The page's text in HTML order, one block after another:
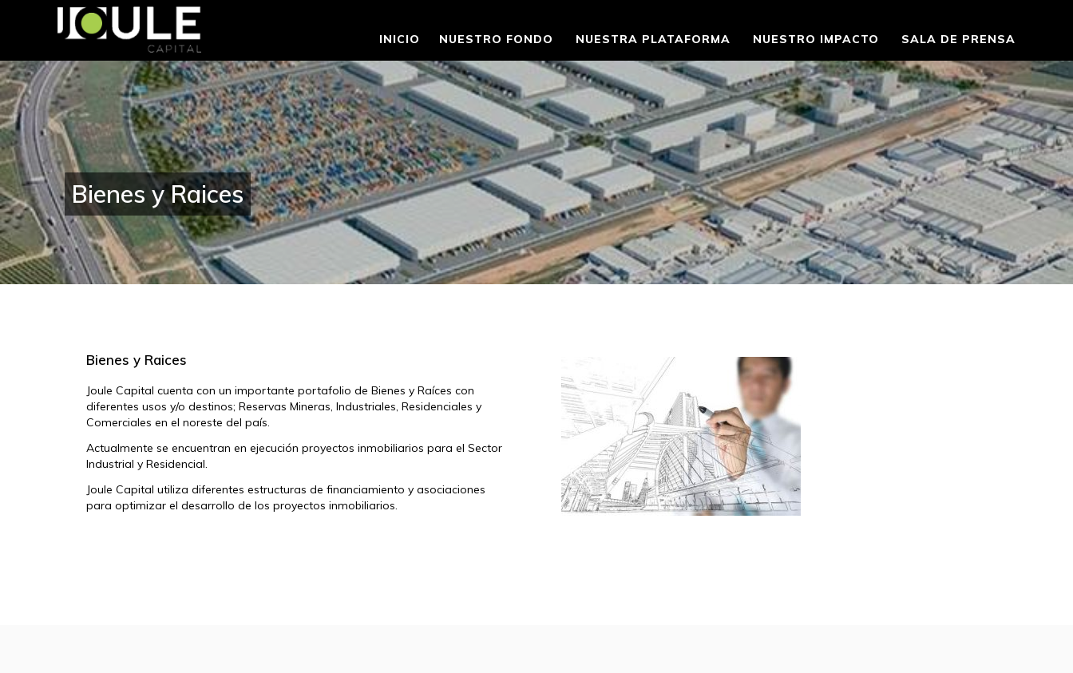
INICIO NUESTRO FONDO NUESTRA PLATAFORMA NUESTRO IMPACTO SALA DE PRENSA
Bienes y Raices
Bienes y Raices
Joule Capital cuenta con un importante portafolio de Bienes y Raíces con
diferentes usos y/o destinos; Reservas Mineras, Industriales, Residenciales y
Comerciales en el noreste del país.
Actualmente se encuentran en ejecución proyectos inmobiliarios para el Sector
Industrial y Residencial.
Joule Capital utiliza diferentes estructuras de financiamiento y asociaciones
para optimizar el desarrollo de los proyectos inmobiliarios.